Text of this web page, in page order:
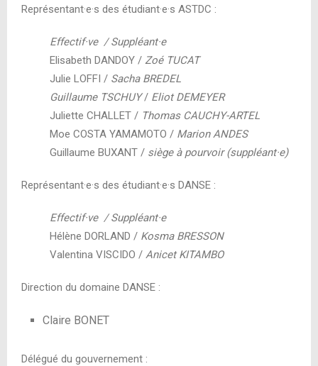
Représentant·e·s des étudiant·e·s ASTDC :
Effectif·ve / Suppléant·e
Elisabeth DANDOY / Zoé TUCAT
Julie LOFFI / Sacha BREDEL
Guillaume TSCHUY/ Eliot DEMEYER
Juliette CHALLET / Thomas CAUCHY-ARTEL
Moe COSTA YAMAMOTO / Marion ANDES
Guillaume BUXANT / siège à pourvoir (suppléant·e)
Représentant·e·s des étudiant·e·s DANSE :
Effectif·ve / Suppléant·e
Hélène DORLAND / Kosma BRESSON
Valentina VISCIDO / Anicet KITAMBO
Direction du domaine DANSE :
Claire BONET
Délégué du gouvernement :